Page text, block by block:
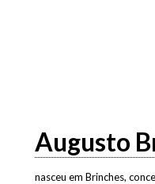
Augusto
nasceu em Brinches,